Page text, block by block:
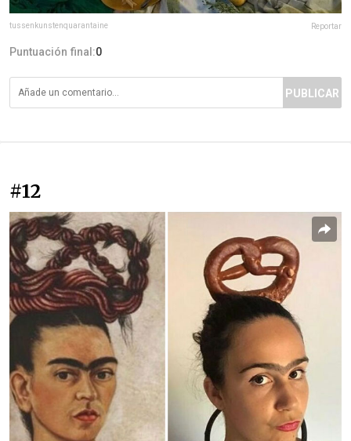
tussenkunstenquarantaine Reportar
Puntuación final:0
PUBLICAR
#12